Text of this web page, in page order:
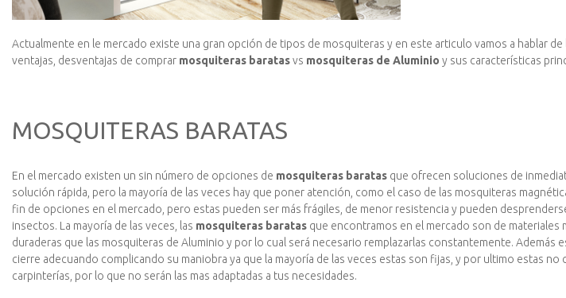
Actualmente en le mercado existe una gran opción de tipos de mosquiteras y en este articulo vamos a hablar
ventajas, desventajas de comprar mosquiteras baratasvs mosquiteras de Aluminio y sus características
MOSQUITERAS BARATAS
En el mercado existen un sin número de opciones de mosquiteras baratas que ofrecen soluciones de
solución rápida, pero la mayoría de las veces hay que poner atención, como el caso de las mosquiteras
fin de opciones en el mercado, pero estas pueden ser más frágiles, de menor resistencia y pueden
insectos. La mayoría de las veces, las mosquiteras baratas que encontramos en el mercado son de
duraderas que las mosquiteras de Aluminio y por lo cual será necesario remplazarlas constantemente. Además
cierre adecuando complicando su maniobra ya que la mayoría de las veces estas son fijas, y por ultimo estas no
carpinterías, por lo que no serán las mas adaptadas a tus necesidades.